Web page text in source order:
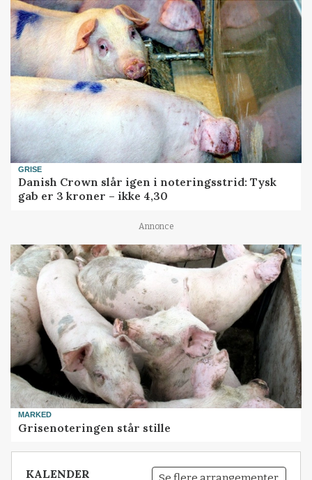
GRISE
Danish Crown slår igen i noteringsstrid: Tysk
gab er 3 kroner – ikke 4,30
Annonce
MARKED
Grisenoteringen står stille
KALENDER